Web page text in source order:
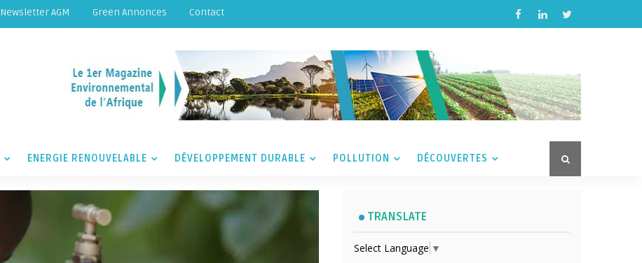
Newsletter AGM Green Annonces Contact
ENERGIE RENOUVELABLE DÉVELOPPEMENT DURABLE POLLUTION DÉCOUVERTES
TRANSLATE
Select Language ▼